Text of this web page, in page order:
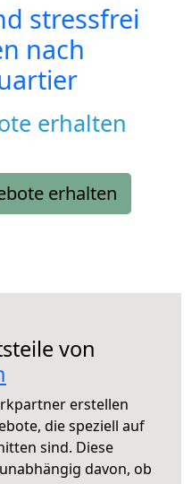
stressfrei
nach
erhalten
erhalten
von
erstellen
die speziell auf
sind. Diese
davon, ob